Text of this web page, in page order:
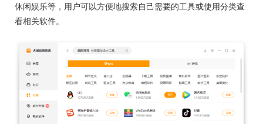
休闲娱乐等，用户可以方便地搜索自己需要的工具或使用分类查
看相关软件。